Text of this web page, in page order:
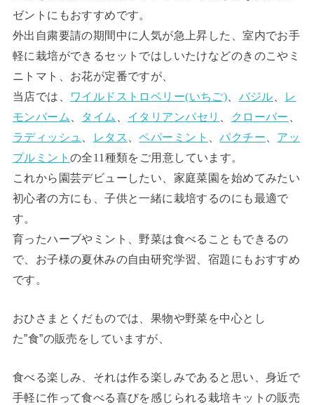
ゼントにもおすすめです。
外出自粛要請の期間中に人気が急上昇した、室内でお手
軽に栽培ができるセットではしいたけなどのきのこやミ
ニトマト、お花が定番ですが、
当店では、
ワイルドストロベリー(いちご) バジル
レ
モンバーム
タイム イタリアンパセリ クローバー
ラディッシュ
レタス 、ペパーミント 、パクチー
アッ
プルミント の全11種類をご用意しています。
これから園芸デビューしたい、家庭菜園を始めてみたい
初心者の方にも、子供と一緒に栽培するのにも最適で
す。
育ったハーブやミント、野菜は食べることもできるの
で、お子様の夏休みの自由研究学習、宿題にもおすすめ
です。
おひさまとくだものでは、果物や野菜を中心とし
た”食”の販売をしていますが、
食べる楽しみ、それは作る楽しみであると思い、身近で
手軽に作って食べる喜びを感じられる栽培キットの販売